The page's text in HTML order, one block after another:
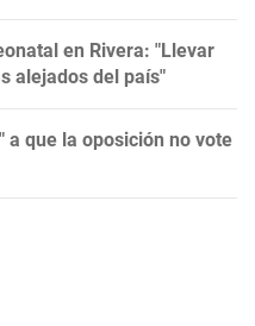
en Rivera: "Llevar
alejados del país"
a que la oposición no vote